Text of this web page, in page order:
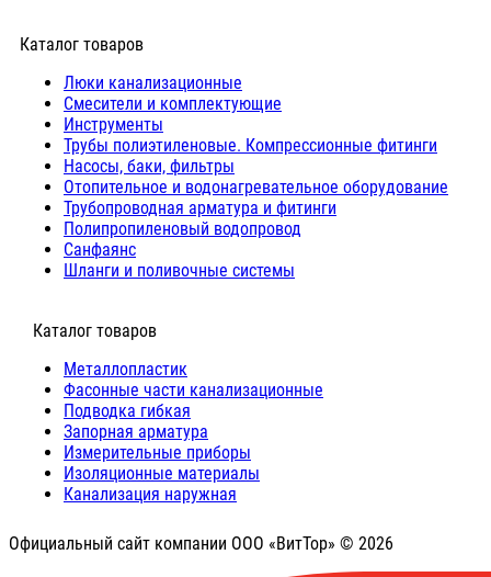
Каталог товаров
Люки канализационные
Cмесители и комплектующие
Инструменты
Трубы полиэтиленовые. Компрессионные фитинги
Насосы, баки, фильтры
Отопительное и водонагревательное оборудование
Трубопроводная арматура и фитинги
Полипропиленовый водопровод
Санфаянс
Шланги и поливочные системы
⠀Каталог товаров
Металлопластик
Фасонные части канализационные
Подводка гибкая
Запорная арматура
Измерительные приборы
Изоляционные материалы
Канализация наружная
Официальный сайт компании ООО «ВитТор» © 2026